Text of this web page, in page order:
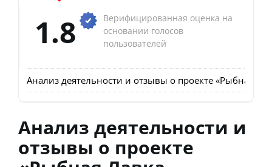
1.8
Верифицированная оценка на
основании голосов
пользователей
Анализ деятельности и отзывы о проекте «Рыбная
Анализ деятельности и
отзывы о проекте